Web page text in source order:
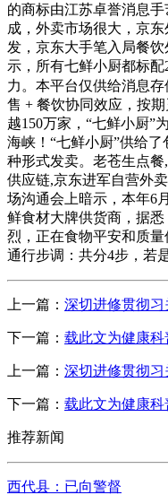
的商标由江苏卓誉消息
成，外卖市场很大，京
发，京东大手笔入局餐
示，所有七鲜小厨都标
力。本平台仅供给消息存
售 + 餐饮协同效应，按
越150万家，“七鲜小厨”
海峡！“七鲜小厨”供给
种形式发卖。老苍生点
供应链,京东进军自营外
场沟通会上暗示，本年6
鲜食材大牌供货商，据
烈，正在食物平安和质
通行步调：共分4步，若
上一篇： 深切进修贯彻
下一篇： 载此文为健康科
上一篇： 深切进修贯彻
下一篇： 载此文为健康科
推荐新闻
西代县：已向警督